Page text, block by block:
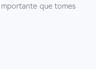
que tomes